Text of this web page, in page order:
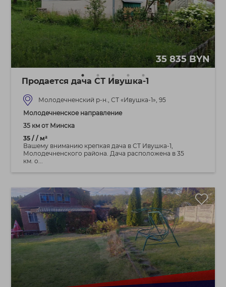
35 835 BYN
Продается дача СТ Ивушка-1
Молодечненский р-н., СТ «Ивушка-1», 95
Молодечненское направление
35 км от Минска
35 / / м²
Вашему вниманию крепкая дача в СТ Ивушка-1,
Молодечненского района. Дача расположена в 35
км. о...